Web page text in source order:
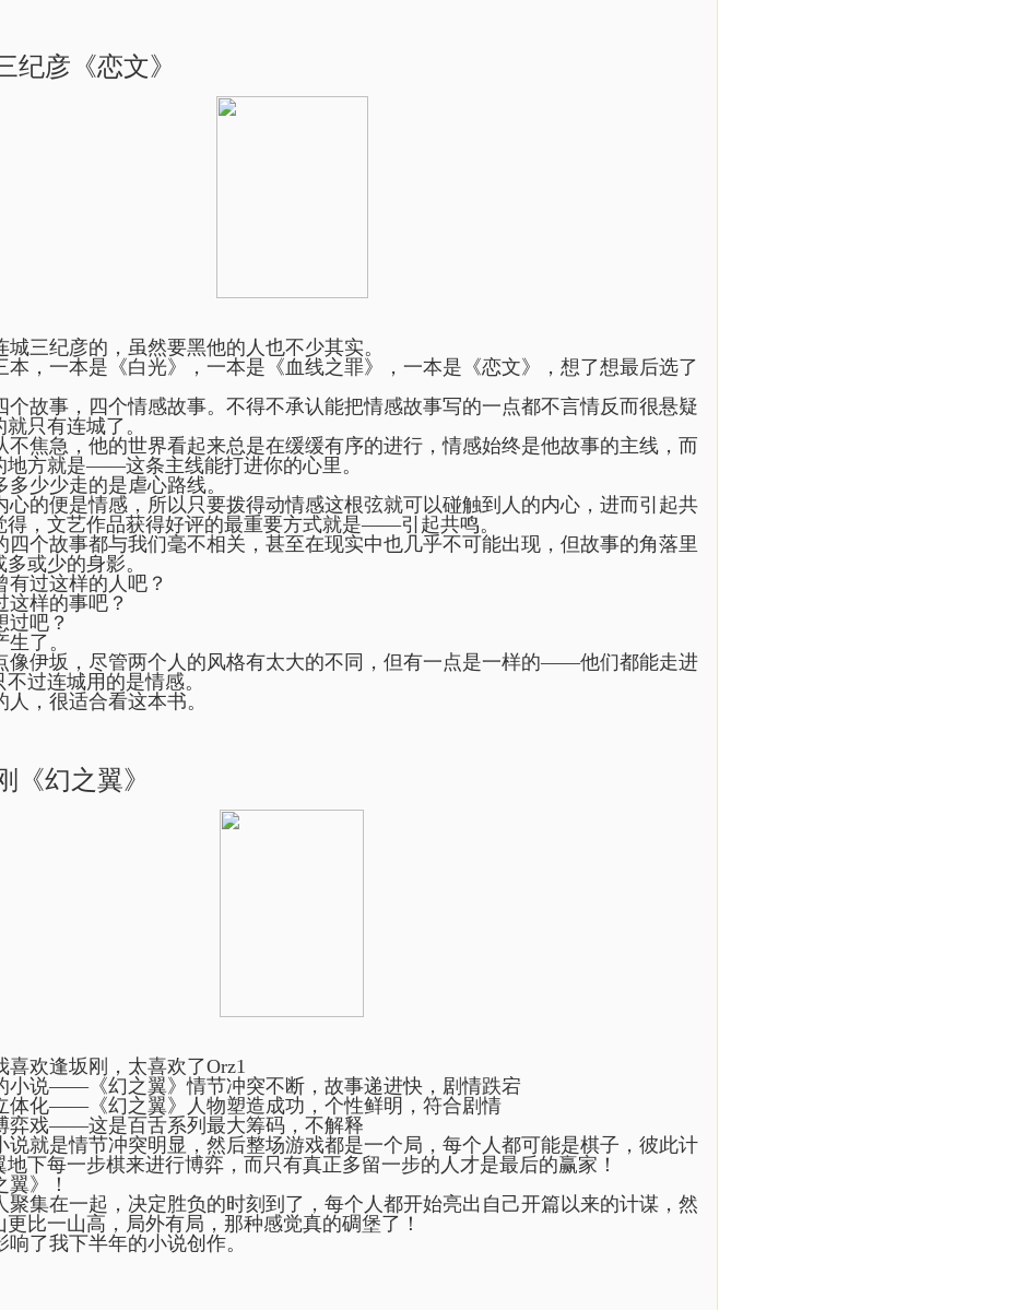
纪彦《恋文》
三纪彦的，虽然要黑他的人也不少其实。
，一本是《白光》，一本是《血线之罪》，一本是《恋文》，想了想最后选了
故事，四个情感故事。不得不承认能把情感故事写的一点都不言情反而很悬疑
只有连城了。
焦急，他的世界看起来总是在缓缓有序的进行，情感始终是他故事的主线，而
地方就是——这条主线能打进你的心里。
少少走的是虐心路线。
的便是情感，所以只要拨得动情感这根弦就可以碰触到人的内心，进而引起共
得，文艺作品获得好评的最重要方式就是——引起共鸣。
个故事都与我们毫不相关，甚至在现实中也几乎不可能出现，但故事的角落里
或少的身影。
过这样的人吧？
样的事吧？
吧？
了。
伊坂，尽管两个人的风格有太大的不同，但有一点是一样的——他们都能走进
过连城用的是情感。
，很适合看这本书。
《幻之翼》
欢逢坂刚，太喜欢了Orz1
说——《幻之翼》情节冲突不断，故事递进快，剧情跌宕
化——《幻之翼》人物塑造成功，个性鲜明，符合剧情
戏——这是百舌系列最大筹码，不解释
就是情节冲突明显，然后整场游戏都是一个局，每个人都可能是棋子，彼此计
下每一步棋来进行博弈，而只有真正多留一步的人才是最后的赢家！
》！
集在一起，决定胜负的时刻到了，每个人都开始亮出自己开篇以来的计谋，然
更比一山高，局外有局，那种感觉真的碉堡了！
了我下半年的小说创作。